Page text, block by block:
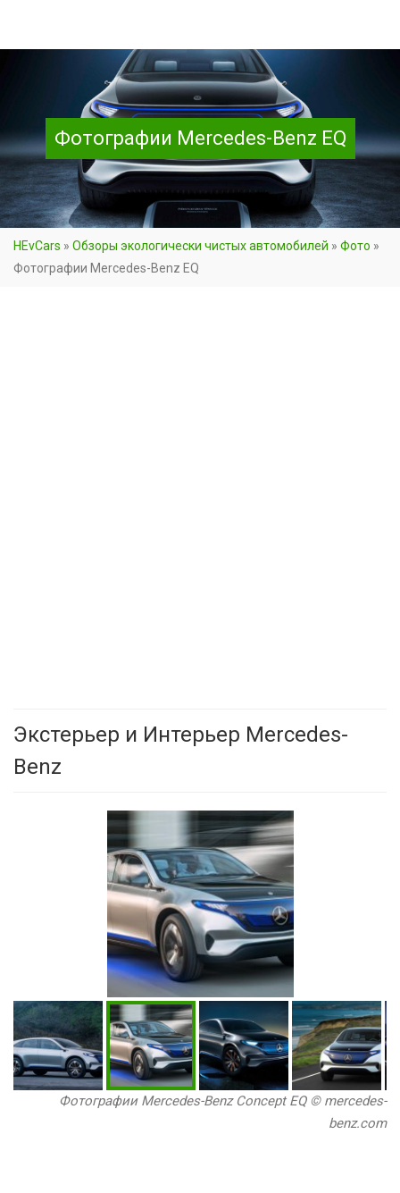
Фотографии Mercedes-Benz EQ
HEvCars » Обзоры экологически чистых автомобилей » Фото »
Фотографии Mercedes-Benz EQ
Экстерьер и Интерьер Mercedes-
Benz
Фотографии Mercedes-Benz Concept EQ © mercedes-
benz.com